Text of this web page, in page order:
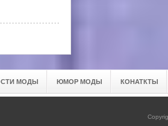
МОДЫ ЮМОР МОДЫ КОНАТКТЫ